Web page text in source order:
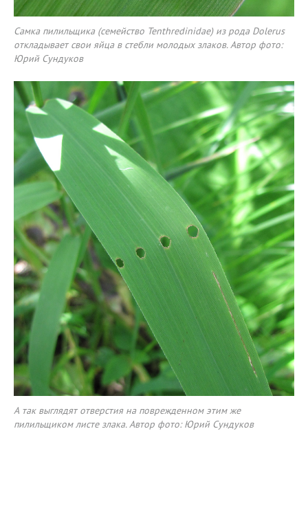
Самка пилильщика (семейство Tenthredinidae) из рода Dolerus
откладывает свои яйца в стебли молодых злаков. Автор фото:
Юрий Сундуков
А так выглядят отверстия на поврежденном этим же
пилильщиком листе злака. Автор фото: Юрий Сундуков